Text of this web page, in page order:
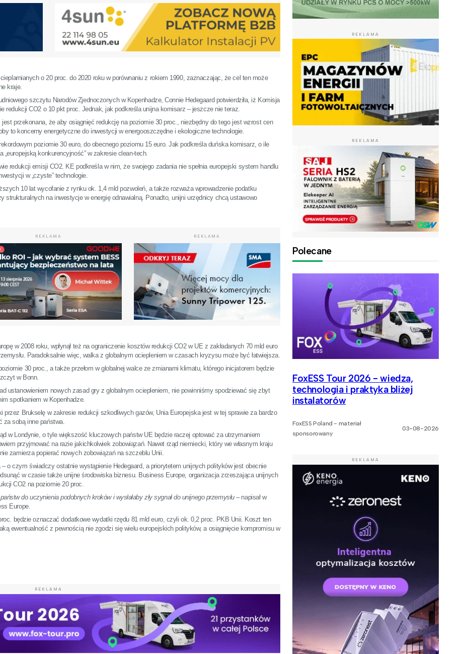
o 20 proc. do 2020 roku w porównaniu z rokiem 1990, zaznaczając, że cel ten może
kraje.
szczytu Narodów Zjednoczonych w Kopenhadze, Connie Hedegaard potwierdziła, iż Komisja
redukcji CO2 o 10 pkt proc. Jednak, jak podkreśla unijna komisarz – jeszcze nie teraz.
przekonana, że aby osiągnięć redukcję na poziomie 30 proc., niezbędny do tego jest wzrost cen
to koncerny energetyczne do inwestycji w energooszczędne i ekologiczne technologie.
poziomie 30 euro, do obecnego poziomu 15 euro. Jak podkreśla duńska komisarz, o ile
konkurencyjność” w zakresie clean-tech.
redukcji emisji CO2. KE podkreśla w nim, że swojego zadania nie spełnia europejski system handlu
w „czyste” technologie.
10 lat wycofanie z rynku ok. 1,4 mld pozwoleń, a także rozważa wprowadzenie podatku
na inwestycje w energię odnawialną. Ponadto, unijni urzędnicy chcą ustawowo
REKLAMA REKLAMA
w 2008 roku, wpłynął też na ograniczenie kosztów redukcji CO2 w UE z zakładanych 70 mld euro
Paradoksalnie więc, walka z globalnym ociepleniem w czasach kryzysu może być łatwiejsza.
30 proc., a także przełom w globalnej walce ze zmianami klimatu, którego inicjatorem będzie
w Bonn.
ustanowieniem nowych zasad gry z globalnym ociepleniem, nie powinniśmy spodziewać się zbyt
spotkaniem w Kopenhadze.
Brukselę w zakresie redukcji szkodliwych gazów, Unia Europejska jest w tej sprawie za bardzo
za sobą inne państwa.
w Londynie, o tyle większość kluczowych państw UE będzie raczej optować za utrzymaniem
przyjmować na razie jakichkolwiek zobowiązań. Nawet rząd niemiecki, który we własnym kraju
zamierza popierać nowych zobowiązań na szczeblu Unii.
o czym świadczy ostatnie wystąpienie Hedegaard, a priorytetem unijnych polityków jest obecnie
w czasie także unijne środowiska biznesu. Business Europe, organizacja zrzeszająca unijnych
CO2 na poziomie 20 proc.
do uczynienia podobnych kroków i wysłałaby zły sygnał do unijnego przemysłu– napisał w
Europe.
będzie oznaczać dodatkowe wydatki rzędu 81 mld euro, czyli ok. 0,2 proc. PKB Unii. Koszt ten
ewentualność z pewnością nie zgodzi się wielu europejskich polityków, a osiągnięcie kompromisu w
REKLAMA
REKLAMA
REKLAMA
Polecane
FoxESS Tour 2026 - wiedza,
technologia i praktyka bliżej
instalatorów
FoxESS Poland - materiał
sponsorowany
03-08-2026
REKLAMA